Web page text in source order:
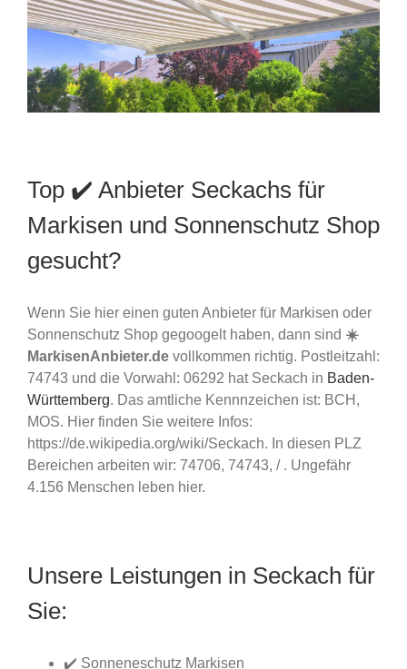
Top ✔️ Anbieter Seckachs für
Markisen und Sonnenschutz Shop
gesucht?
Wenn Sie hier einen guten Anbieter für Markisen oder
Sonnenschutz Shop gegoogelt haben, dann sind ☀️
MarkisenAnbieter.de vollkommen richtig. Postleitzahl:
74743 und die Vorwahl: 06292 hat Seckach in Baden-
Württemberg. Das amtliche Kennnzeichen ist: BCH,
MOS. Hier finden Sie weitere Infos:
https://de.wikipedia.org/wiki/Seckach. In diesen PLZ
Bereichen arbeiten wir: 74706, 74743, / . Ungefähr
4.156 Menschen leben hier.
Unsere Leistungen in Seckach für
Sie:
✔️ Sonneneschutz Markisen